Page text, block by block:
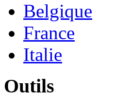
Belgique
France
Italie
Outils